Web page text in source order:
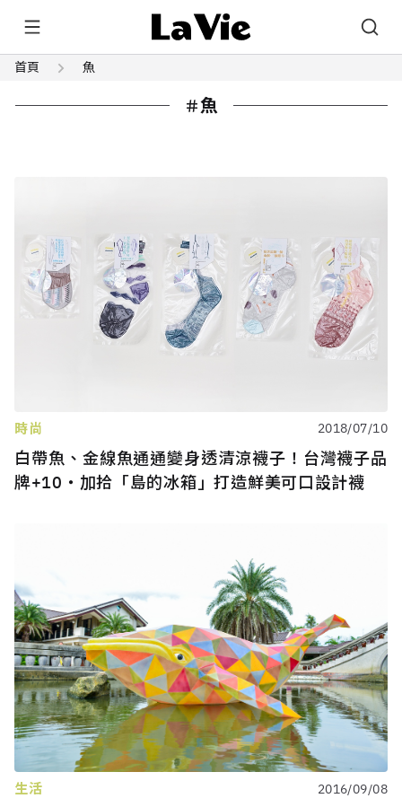
首頁 魚
魚
時尚 2018/07/10
白帶魚、金線魚通通變身透清涼襪子！台灣襪子品
牌+10・加拾「島的冰箱」打造鮮美可口設計襪
生活 2016/09/08